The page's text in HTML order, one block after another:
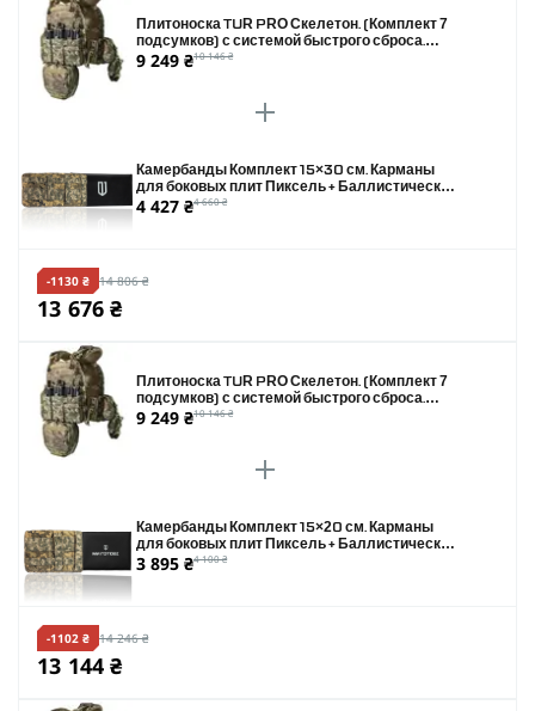
Плитоноска TUR PRO Скелетон. (Комплект 7
подсумков) с системой быстрого сброса.
Molle. Цвет Пиксель.
9 249 ₴10 146 ₴
Камербанды Комплект 15×30 см. Карманы
для боковых плит Пиксель + Баллистические
пакеты 2 класса защиты
4 427 ₴4 660 ₴
-1130 ₴ 14 806 ₴
13 676 ₴
Плитоноска TUR PRO Скелетон. (Комплект 7
подсумков) с системой быстрого сброса.
Molle. Цвет Пиксель.
9 249 ₴10 146 ₴
Камербанды Комплект 15×20 см. Карманы
для боковых плит Пиксель + Баллистические
пакеты 2 класса защиты
3 895 ₴4 100 ₴
-1102 ₴ 14 246 ₴
13 144 ₴